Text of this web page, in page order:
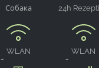
Собака
24h
WLAN
бесплатно
WLAN
бесплатно